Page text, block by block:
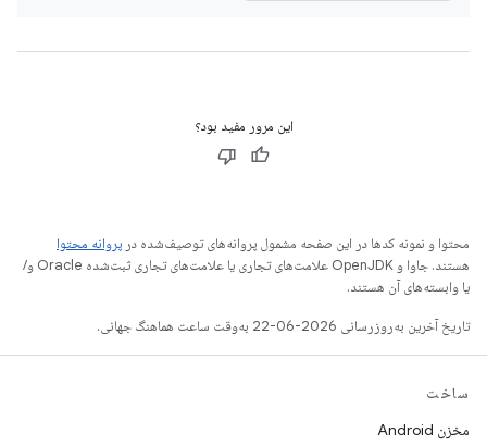
این مرور مفید بود؟
محتوا و نمونه کدها در این صفحه مشمول پروانه‌های توصیف‌شده در پروانه محتوا
هستند. جاوا و OpenJDK علامت‌های تجاری یا علامت‌های تجاری ثبت‌شده Oracle و/
یا وابسته‌های آن هستند.
تاریخ آخرین به‌روزرسانی 2026-06-22 به‌وقت ساعت هماهنگ جهانی.
ساخت
مخزن Android